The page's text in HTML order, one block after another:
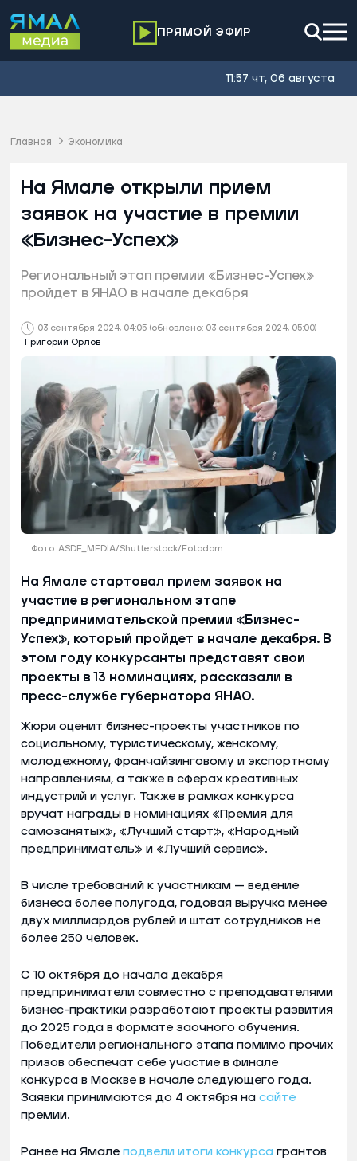
ПРЯМОЙ ЭФИР
11:57 чт, 06 августа
Главная Экономика
03 сентября 2024, 04:05 (обновлено: 03 сентября 2024, 05:00)
Григорий Орлов
На Ямале открыли прием
заявок на участие в премии
«Бизнес-Успех»
Региональный этап премии «Бизнес-Успех»
пройдет в ЯНАО в начале декабря
Фото: ASDF_MEDIA/Shutterstock/Fotodom
На Ямале стартовал прием заявок на
участие в региональном этапе
предпринимательской премии «Бизнес-
Успех», который пройдет в начале декабря. В
этом году конкурсанты представят свои
проекты в 13 номинациях, рассказали в
пресс-службе губернатора ЯНАО.
Жюри оценит бизнес-проекты участников по
социальному, туристическому, женскому,
молодежному, франчайзинговому и экспортному
направлениям, а также в сферах креативных
индустрий и услуг. Также в рамках конкурса
вручат награды в номинациях «Премия для
самозанятых», «Лучший старт», «Народный
предприниматель» и «Лучший сервис».
В числе требований к участникам — ведение
бизнеса более полугода, годовая выручка менее
двух миллиардов рублей и штат сотрудников не
более 250 человек.
С 10 октября до начала декабря
предприниматели совместно с преподавателями
бизнес-практики разработают проекты развития
до 2025 года в формате заочного обучения.
Победители регионального этапа помимо прочих
призов обеспечат себе участие в финале
конкурса в Москве в начале следующего года.
Заявки принимаются до 4 октября на сайте
премии.
Ранее на Ямале подвели итоги конкурса грантов